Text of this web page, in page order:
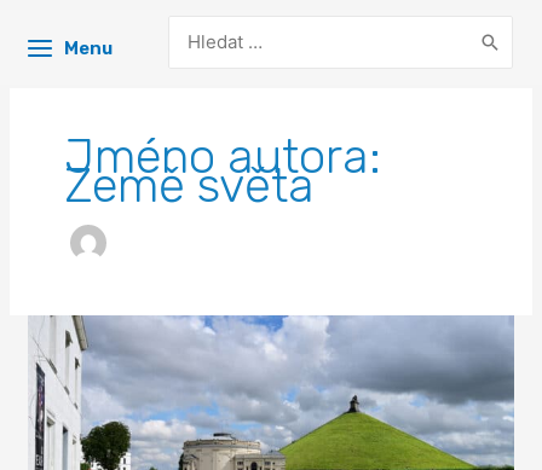
Menu
for:
Jméno autora:
Země světa